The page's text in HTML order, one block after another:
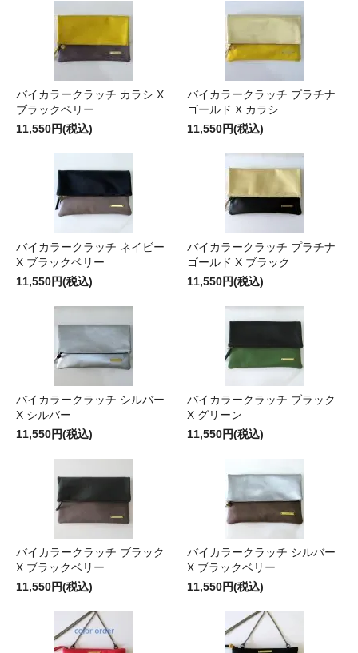
バイカラークラッチ カラシ X
ブラックベリー
11,550円(税込)
バイカラークラッチ プラチナ
ゴールド X カラシ
11,550円(税込)
バイカラークラッチ ネイビー
X ブラックベリー
11,550円(税込)
バイカラークラッチ プラチナ
ゴールド X ブラック
11,550円(税込)
バイカラークラッチ シルバー
X シルバー
11,550円(税込)
バイカラークラッチ ブラック
X グリーン
11,550円(税込)
バイカラークラッチ ブラック
X ブラックベリー
11,550円(税込)
バイカラークラッチ シルバー
X ブラックベリー
11,550円(税込)